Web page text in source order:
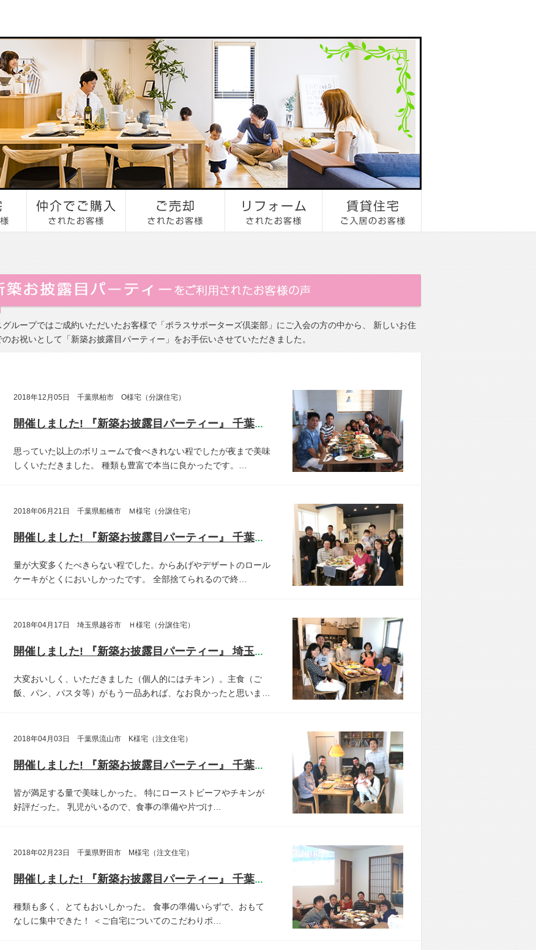
グループではご成約いただいたお客様で「ポラスサポーターズ倶楽部」にご入会の方の中から、 新しいお住
のお祝いとして「新築お披露目パーティー」をお手伝いさせていただきました。
2018年12月05日 千葉県柏市 O様宅（分譲住宅）
開催しました! 『新築お披露目パーティー』 千葉県柏市 O様宅
思っていた以上のボリュームで食べきれない程でしたが夜まで美味
しくいただきました。
種類も豊富で本当に良かったです。…
2018年06月21日 千葉県船橋市 Ｍ様宅（分譲住宅）
開催しました! 『新築お披露目パーティー』 千葉県船橋市 M様宅
量が大変多くたべきらない程でした。からあげやデザートのロール
ケーキがとくにおいしかったです。
全部捨てられるので終…
2018年04月17日 埼玉県越谷市 Ｈ様宅（分譲住宅）
開催しました! 『新築お披露目パーティー』 埼玉県越谷市 H様宅
大変おいしく、いただきました（個人的にはチキン）。主食（ご
飯、パン、パスタ等）がもう一品あれば、なお良かったと思いま…
2018年04月03日 千葉県流山市 K様宅（注文住宅）
開催しました! 『新築お披露目パーティー』 千葉県流山市 K様宅
皆が満足する量で美味しかった。
特にローストビーフやチキンが
好評だった。
乳児がいるので、食事の準備や片づけ…
2018年02月23日 千葉県野田市 M様宅（注文住宅）
開催しました! 『新築お披露目パーティー』 千葉県野田市 M様宅
種類も多く、とてもおいしかった。
食事の準備いらずで、おもて
なしに集中できた！
＜ご自宅についてのこだわりポ…